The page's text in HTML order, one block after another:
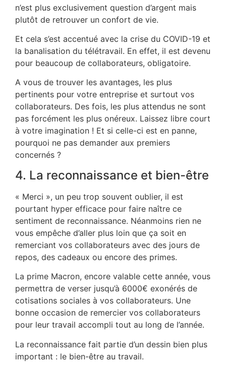
n’est plus exclusivement question d’argent mais
plutôt de retrouver un confort de vie.
Et cela s’est accentué avec la crise du COVID-19 et
la banalisation du télétravail. En effet, il est devenu
pour beaucoup de collaborateurs, obligatoire.
A vous de trouver les avantages, les plus
pertinents pour votre entreprise et surtout vos
collaborateurs. Des fois, les plus attendus ne sont
pas forcément les plus onéreux. Laissez libre court
à votre imagination ! Et si celle-ci est en panne,
pourquoi ne pas demander aux premiers
concernés ?
4. La reconnaissance et bien-être
« Merci », un peu trop souvent oublier, il est
pourtant hyper efficace pour faire naître ce
sentiment de reconnaissance. Néanmoins rien ne
vous empêche d’aller plus loin que ça soit en
remerciant vos collaborateurs avec des jours de
repos, des cadeaux ou encore des primes.
La prime Macron, encore valable cette année, vous
permettra de verser jusqu’à 6000€ exonérés de
cotisations sociales à vos collaborateurs. Une
bonne occasion de remercier vos collaborateurs
pour leur travail accompli tout au long de l’année.
La reconnaissance fait partie d’un dessin bien plus
important : le bien-être au travail.